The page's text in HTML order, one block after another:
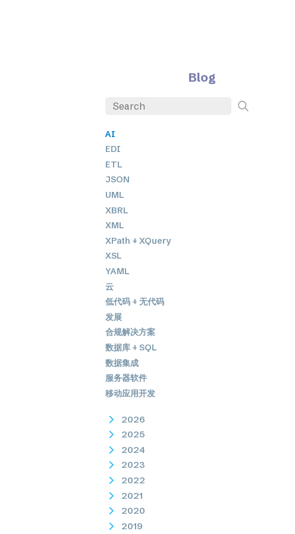
Blog
AI
EDI
ETL
JSON
UML
XBRL
XML
XPath + XQuery
XSL
YAML
云
低代码 + 无代码
发展
合规解决方案
数据库 + SQL
数据集成
服务器软件
移动应用开发
2026
2025
2024
2023
2022
2021
2020
2019